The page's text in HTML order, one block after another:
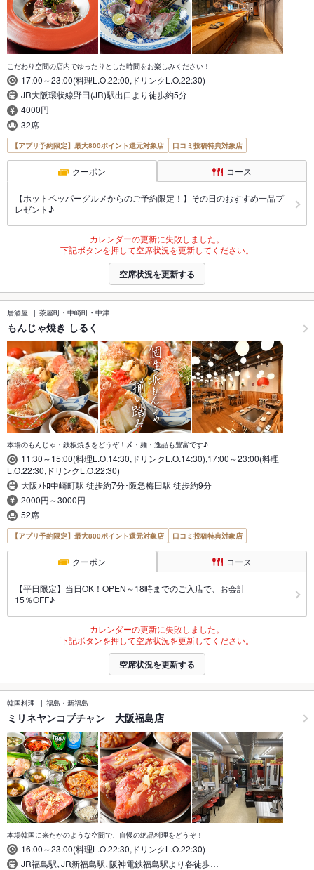
こだわり空間の店内でゆったりとした時間をお楽しみください！
17:00～23:00(料理L.O.22:00,ドリンクL.O.22:30)
JR大阪環状線野田(JR)駅出口より徒歩約5分
4000円
32席
【アプリ予約限定】最大800ポイント還元対象店 口コミ投稿特典対象店
クーポン コース
【ホットペッパーグルメからのご予約限定！】その日のおすすめ一品プ
レゼント♪
カレンダーの更新に失敗しました。
下記ボタンを押して空席状況を更新してください。
空席状況を更新する
居酒屋 茶屋町・中崎町・中津
もんじゃ焼き しるく
本場のもんじゃ・鉄板焼きをどうぞ！〆・麺・逸品も豊富です♪
11:30～15:00(料理L.O.14:30,ドリンクL.O.14:30),17:00～23:00(料理
L.O.22:30,ドリンクL.O.22:30)
大阪ﾒﾄﾛ中崎町駅 徒歩約7分･阪急梅田駅 徒歩約9分
2000円～3000円
52席
【アプリ予約限定】最大800ポイント還元対象店 口コミ投稿特典対象店
クーポン コース
【平日限定】当日OK！OPEN～18時までのご入店で、お会計
15％OFF♪
カレンダーの更新に失敗しました。
下記ボタンを押して空席状況を更新してください。
空席状況を更新する
韓国料理 福島・新福島
ミリネヤンコプチャン 大阪福島店
本場韓国に来たかのような空間で、自慢の絶品料理をどうぞ！
16:00～23:00(料理L.O.22:30,ドリンクL.O.22:30)
JR福島駅､JR新福島駅､阪神電鉄福島駅より各徒歩…